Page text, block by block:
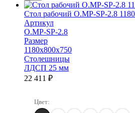
Стол рабочий O.MP-SP-2.8
Артикул
O.MP-SP-2.8
Размер
1180х800х750
Столешницы
ЛДСП 25 мм
22 411 ₽
Цвет: